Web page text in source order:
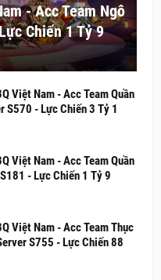
- Acc Team Ngô
Chiến 1 Tỷ 9
Việt Nam - Acc Team Quần
S570 - Lực Chiến 3 Tỷ 1
Việt Nam - Acc Team Quần
- Lực Chiến 1 Tỷ 9
Việt Nam - Acc Team Thục
S755 - Lực Chiến 88